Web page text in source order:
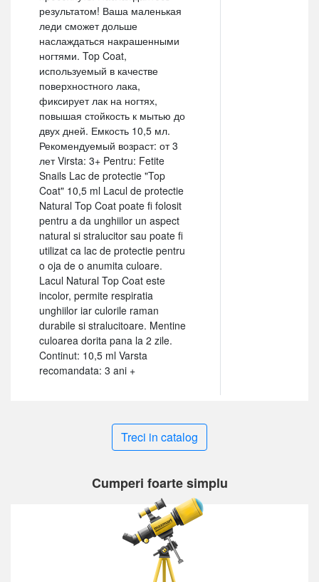
результатом! Ваша маленькая
леди сможет дольше
наслаждаться накрашенными
ногтями. Top Coat,
используемый в качестве
поверхностного лака,
фиксирует лак на ногтях,
повышая стойкость к мытью до
двух дней. Емкость 10,5 мл.
Рекомендуемый возраст: от 3
лет Virsta: 3+ Pentru: Fetite
Snails Lac de protectie "Top
Coat" 10,5 ml Lacul de protectie
Natural Top Coat poate fi folosit
pentru a da unghiilor un aspect
natural si stralucitor sau poate fi
utilizat ca lac de protectie pentru
o oja de o anumita culoare.
Lacul Natural Top Coat este
incolor, permite respiratia
unghiilor iar culorile raman
durabile si stralucitoare. Mentine
culoarea dorita pana la 2 zile.
Continut: 10,5 ml Varsta
recomandata: 3 ani +
Treci in catalog
Cumperi foarte simplu